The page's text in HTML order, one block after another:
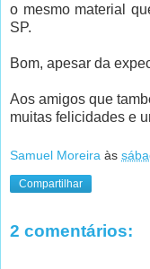
o mesmo material
SP.
Bom, apesar da
Aos amigos que
muitas felicidades e
Samuel Moreira às
Compartilhar
2 comentários: